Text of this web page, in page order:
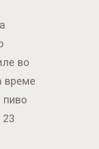
во
време
пиво